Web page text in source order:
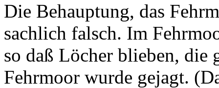
Die Behauptung, das
sachlich falsch. Im
so daß Löcher blieben, die
Fehrmoor wurde gejagt.